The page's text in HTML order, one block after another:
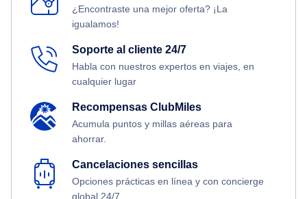
¿Encontraste una mejor oferta? ¡La
igualamos!
Soporte al cliente 24/7
Habla con nuestros expertos en viajes, en
cualquier lugar
Recompensas ClubMiles
Acumula puntos y millas aéreas para
ahorrar.
Cancelaciones sencillas
Opciones prácticas en línea y con concierge
global 24/7.